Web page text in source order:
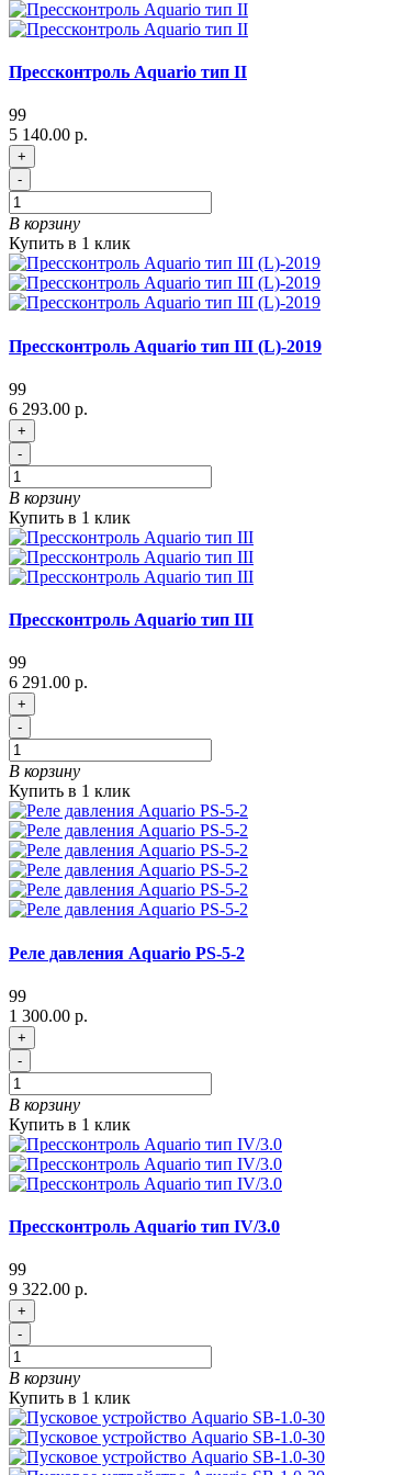
Прессконтроль Aquario тип II
99
5 140.00 р.
+
-
В корзину
Купить в 1 клик
Прессконтроль Aquario тип III (L)-2019
99
6 293.00 р.
+
-
В корзину
Купить в 1 клик
Прессконтроль Aquario тип III
99
6 291.00 р.
+
-
В корзину
Купить в 1 клик
Реле давления Aquario PS-5-2
99
1 300.00 р.
+
-
В корзину
Купить в 1 клик
Прессконтроль Aquario тип IV/3.0
99
9 322.00 р.
+
-
В корзину
Купить в 1 клик